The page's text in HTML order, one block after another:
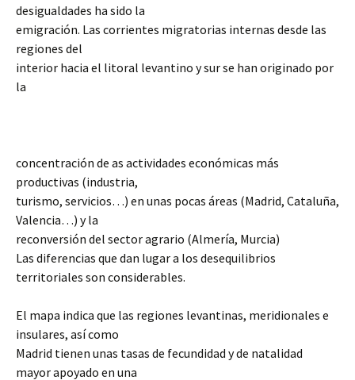
desigualdades ha sido la
emigración. Las corrientes migratorias internas desde las
regiones del
interior hacia el litoral levantino y sur se han originado por
la
concentración de as actividades económicas más
productivas (industria,
turismo, servicios…) en unas pocas áreas (Madrid, Cataluña,
Valencia…) y la
reconversión del sector agrario (Almería, Murcia)
Las diferencias que dan lugar a los desequilibrios
territoriales son considerables.
El mapa indica que las regiones levantinas, meridionales e
insulares, así como
Madrid tienen unas tasas de fecundidad y de natalidad
mayor apoyado en una